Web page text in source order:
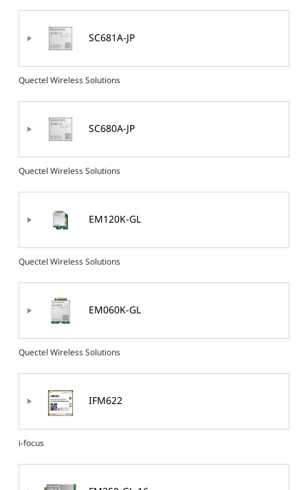
SC681A-JP
Quectel Wireless Solutions
SC680A-JP
Quectel Wireless Solutions
EM120K-GL
Quectel Wireless Solutions
EM060K-GL
Quectel Wireless Solutions
IFM622
i-focus